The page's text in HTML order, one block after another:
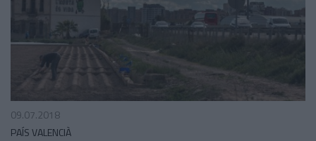
09.07.2018
PAÍS VALENCIÀ